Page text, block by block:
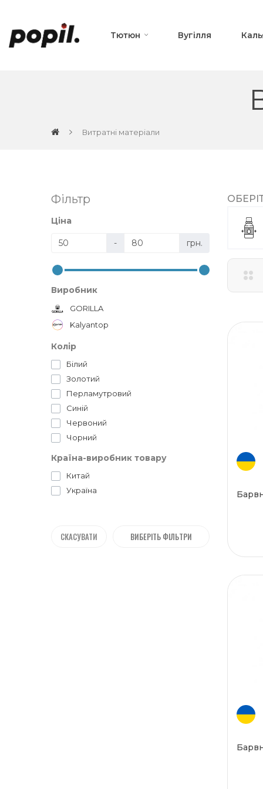
Тютюн Вугілля
Витратні матеріали
Фільтр
Ціна
- грн.
Виробник
GORILLA
Kalyantop
Колір
Білий
Золотий
Перламутровий
Синій
Червоний
Чорний
Країна-виробник товару
Китай
Україна
СКАСУВАТИ ВИБЕРІТЬ ФІЛЬТРИ